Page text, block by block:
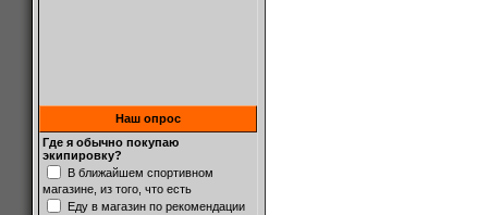
Наш опрос
Где я обычно покупаю
экипировку?
В ближайшем спортивном
магазине, из того, что есть
Еду в магазин по рекомендации